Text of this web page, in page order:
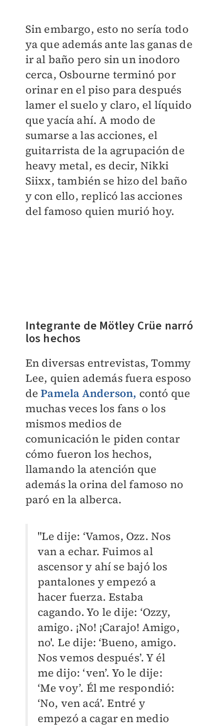
Sin embargo, esto no sería todo
ya que además ante las ganas de
ir al baño pero sin un inodoro
cerca, Osbourne terminó por
orinar en el piso para después
lamer el suelo y claro, el líquido
que yacía ahí. A modo de
sumarse a las acciones, el
guitarrista de la agrupación de
heavy metal, es decir, Nikki
Siixx, también se hizo del baño
y con ello, replicó las acciones
del famoso quien murió hoy.
Integrante de Mötley Crüe narró
los hechos
En diversas entrevistas, Tommy
Lee, quien además fuera esposo
dePamela Anderson, contó que
muchas veces los fans o los
mismos medios de
comunicación le piden contar
cómo fueron los hechos,
llamando la atención que
además la orina del famoso no
paró en la alberca.
"Le dije: ‘Vamos, Ozz. Nos
van a echar. Fuimos al
ascensor y ahí se bajó los
pantalones y empezó a
hacer fuerza. Estaba
cagando. Yo le dije: ‘Ozzy,
amigo. ¡No! ¡Carajo! Amigo,
no'. Le dije: ‘Bueno, amigo.
Nos vemos después’. Y él
me dijo: ‘ven’. Yo le dije:
‘Me voy’. Él me respondió:
‘No, ven acá’. Entré y
empezó a cagar en medio